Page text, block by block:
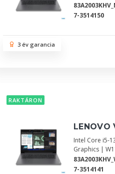
7-3514150
3 év garancia
RAKTÁRON
LENOVO
Intel Core i5-
Graphics |
7-3514141